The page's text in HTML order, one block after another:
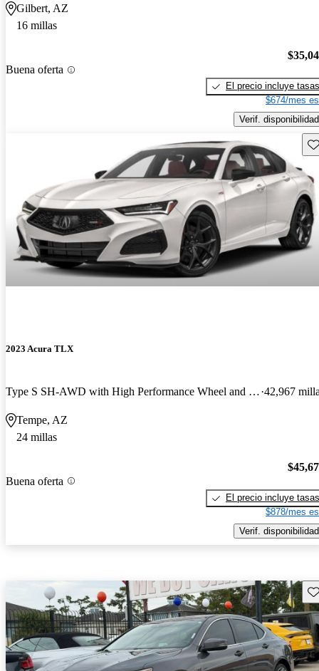
Gilbert, AZ
16 millas
Buena oferta
El precio incluye tasas
$674/mes
Verif. disponibilidad
2023 Acura TLX
Type S SH-AWD with High Performance Wheel and Tire Package 42,967
Tempe, AZ
24 millas
Buena oferta
El precio incluye tasas
$878/mes
Verif. disponibilidad